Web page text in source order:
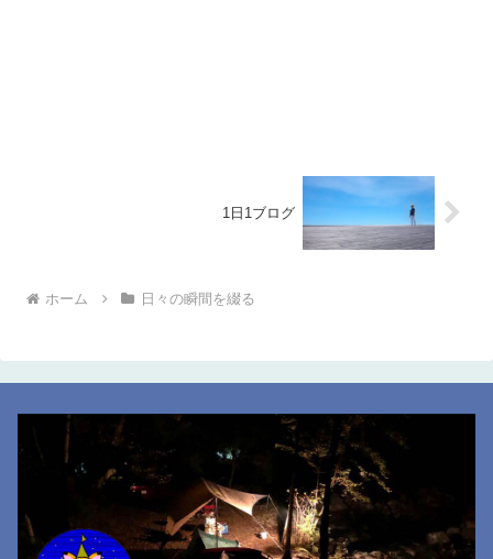
1日1ブログ
ホーム 日々の瞬間を綴る